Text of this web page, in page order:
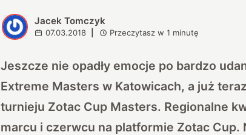
J Jacek Tomczyk
07.03.2018 Przeczytasz w1 minutę
Jeszcze nie opadły emocje po bardzo
Extreme Masters w Katowicach, a już
turnieju Zotac Cup Masters. Regionalne
marcu i czerwcu na platformie Zotac Cup.